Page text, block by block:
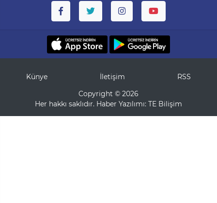
Künye İletişim
RSS
Copyright © 2026
Her hakkı saklıdır. Haber Yazılımı: TE Bilişim